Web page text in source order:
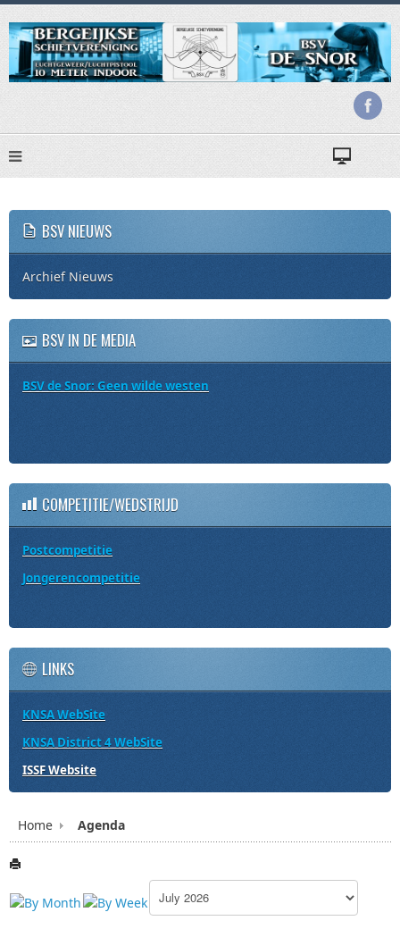
BSV NIEUWS
Archief Nieuws
BSV IN DE MEDIA
BSV de Snor: Geen wilde westen
COMPETITIE/WEDSTRIJD
Postcompetitie
Jongerencompetitie
LINKS
KNSA WebSite
KNSA District 4 WebSite
ISSF Website
Home Agenda